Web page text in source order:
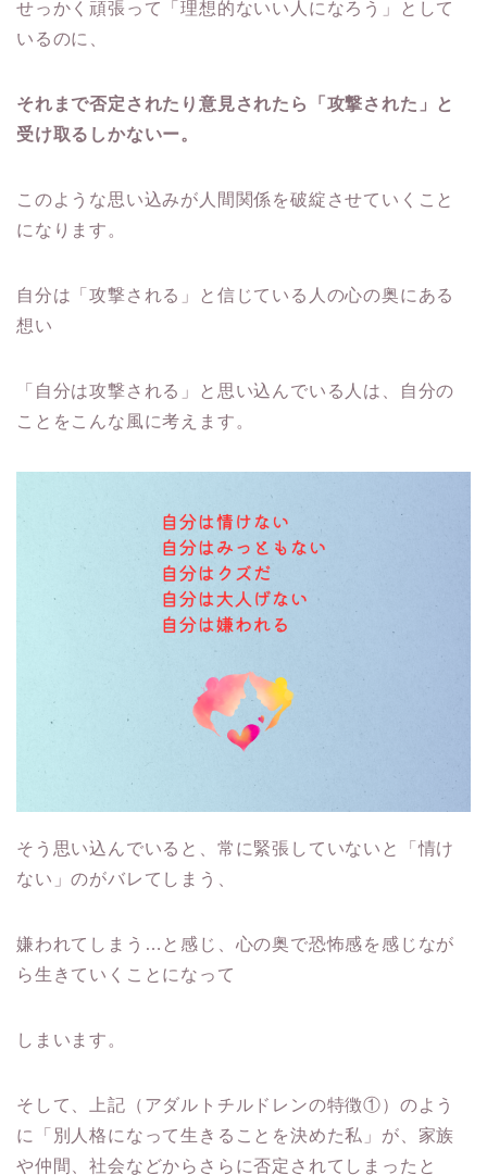
せっかく頑張って「理想的ないい人になろう」として
いるのに、
それまで否定されたり意見されたら「攻撃された」と
受け取るしかないー。
このような思い込みが人間関係を破綻させていくこと
になります。
自分は「攻撃される」と信じている人の心の奥にある
想い
「自分は攻撃される」と思い込んでいる人は、自分の
ことをこんな風に考えます。
そう思い込んでいると、常に緊張していないと「情け
ない」のがバレてしまう、
嫌われてしまう…と感じ、心の奥で恐怖感を感じなが
ら生きていくことになって
しまいます。
そして、上記（アダルトチルドレンの特徴①）のよう
に「別人格になって生きることを決めた私」が、家族
や仲間、社会などからさらに否定されてしまったと